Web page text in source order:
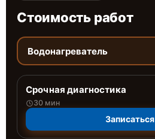
Стоимость работ
Водонагреватель
Срочная диагностика
30 мин
Записаться